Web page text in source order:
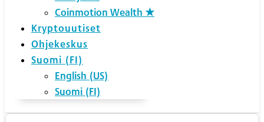
Coinmotion Wealth ★
Kryptouutiset
Ohjekeskus
Suomi (FI)
English (US)
Suomi (FI)